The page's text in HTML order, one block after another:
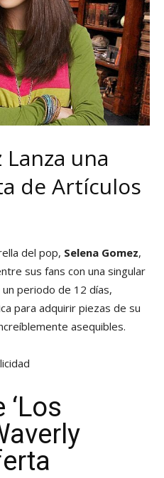
Lanza una
de Artículos
del pop, Selena Gomez,
sus fans con una singular
periodo de 12 días,
para adquirir piezas de su
asequibles.